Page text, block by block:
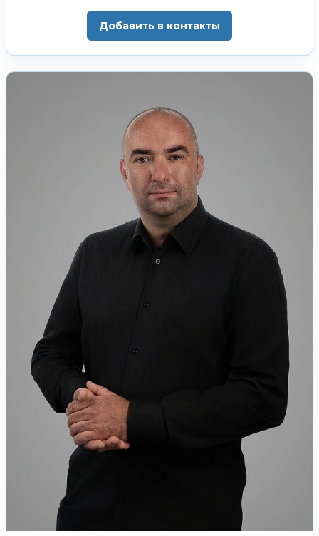
Добавить в контакты